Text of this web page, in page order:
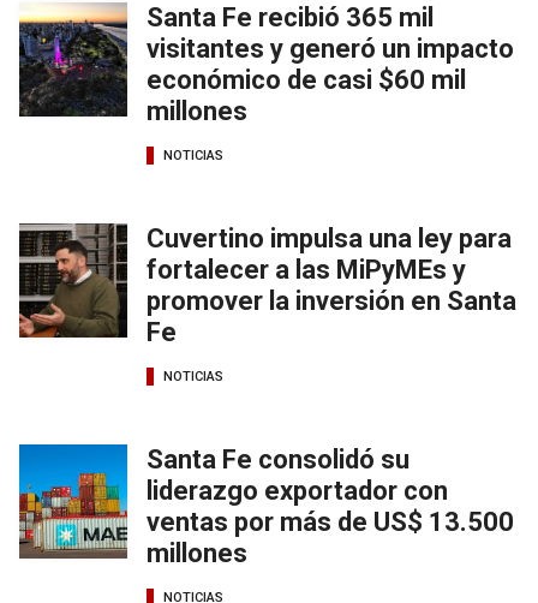
Santa Fe recibió 365 mil
visitantes y generó un impacto
económico de casi $60 mil
millones
NOTICIAS
Cuvertino impulsa una ley para
fortalecer a las MiPyMEs y
promover la inversión en Santa
Fe
NOTICIAS
Santa Fe consolidó su
liderazgo exportador con
ventas por más de US$ 13.500
millones
NOTICIAS